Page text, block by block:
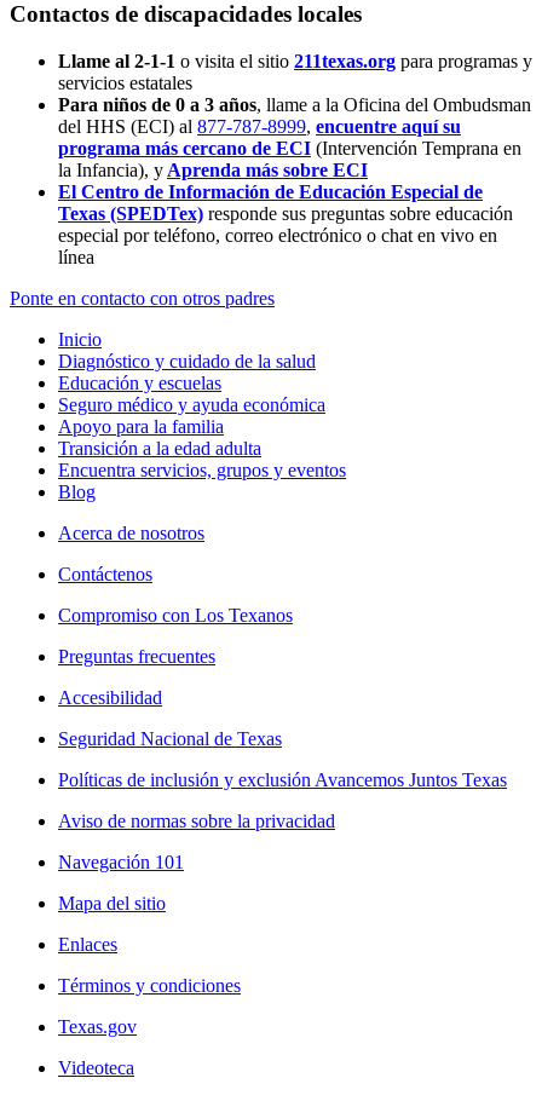
Contactos de discapacidades locales
Llame al 2-1-1 o visita el sitio 211texas.org para programas y
servicios estatales
Para niños de 0 a 3 años, llame a la Oficina del Ombudsman
del HHS (ECI) al 877-787-8999, encuentre aquí su
programa más cercano de ECI (Intervención Temprana en
la Infancia), y Aprenda más sobre ECI
El Centro de Información de Educación Especial de
Texas (SPEDTex) responde sus preguntas sobre educación
especial por teléfono, correo electrónico o chat en vivo en
línea
Ponte en contacto con otros padres
Inicio
Diagnóstico y cuidado de la salud
Educación y escuelas
Seguro médico y ayuda económica
Apoyo para la familia
Transición a la edad adulta
Encuentra servicios, grupos y eventos
Blog
Acerca de nosotros
Contáctenos
Compromiso con Los Texanos
Preguntas frecuentes
Accesibilidad
Seguridad Nacional de Texas
Políticas de inclusión y exclusión Avancemos Juntos Texas
Aviso de normas sobre la privacidad
Navegación 101
Mapa del sitio
Enlaces
Términos y condiciones
Texas.gov
Videoteca